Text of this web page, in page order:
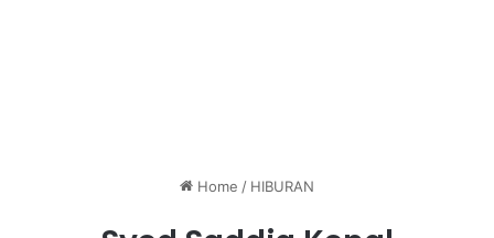
Home / HIBURAN